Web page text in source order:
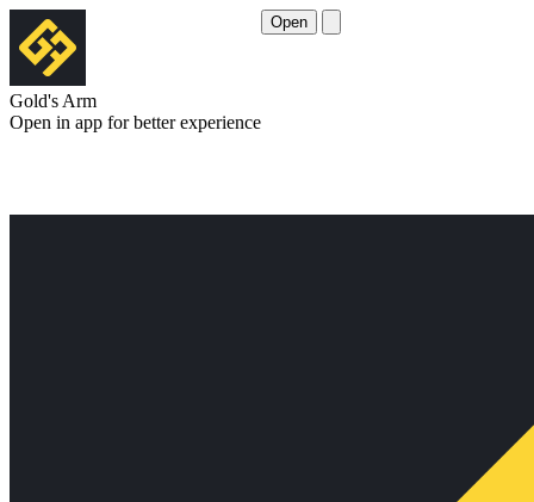
Gold's Arm
Open in app for better experience
Open